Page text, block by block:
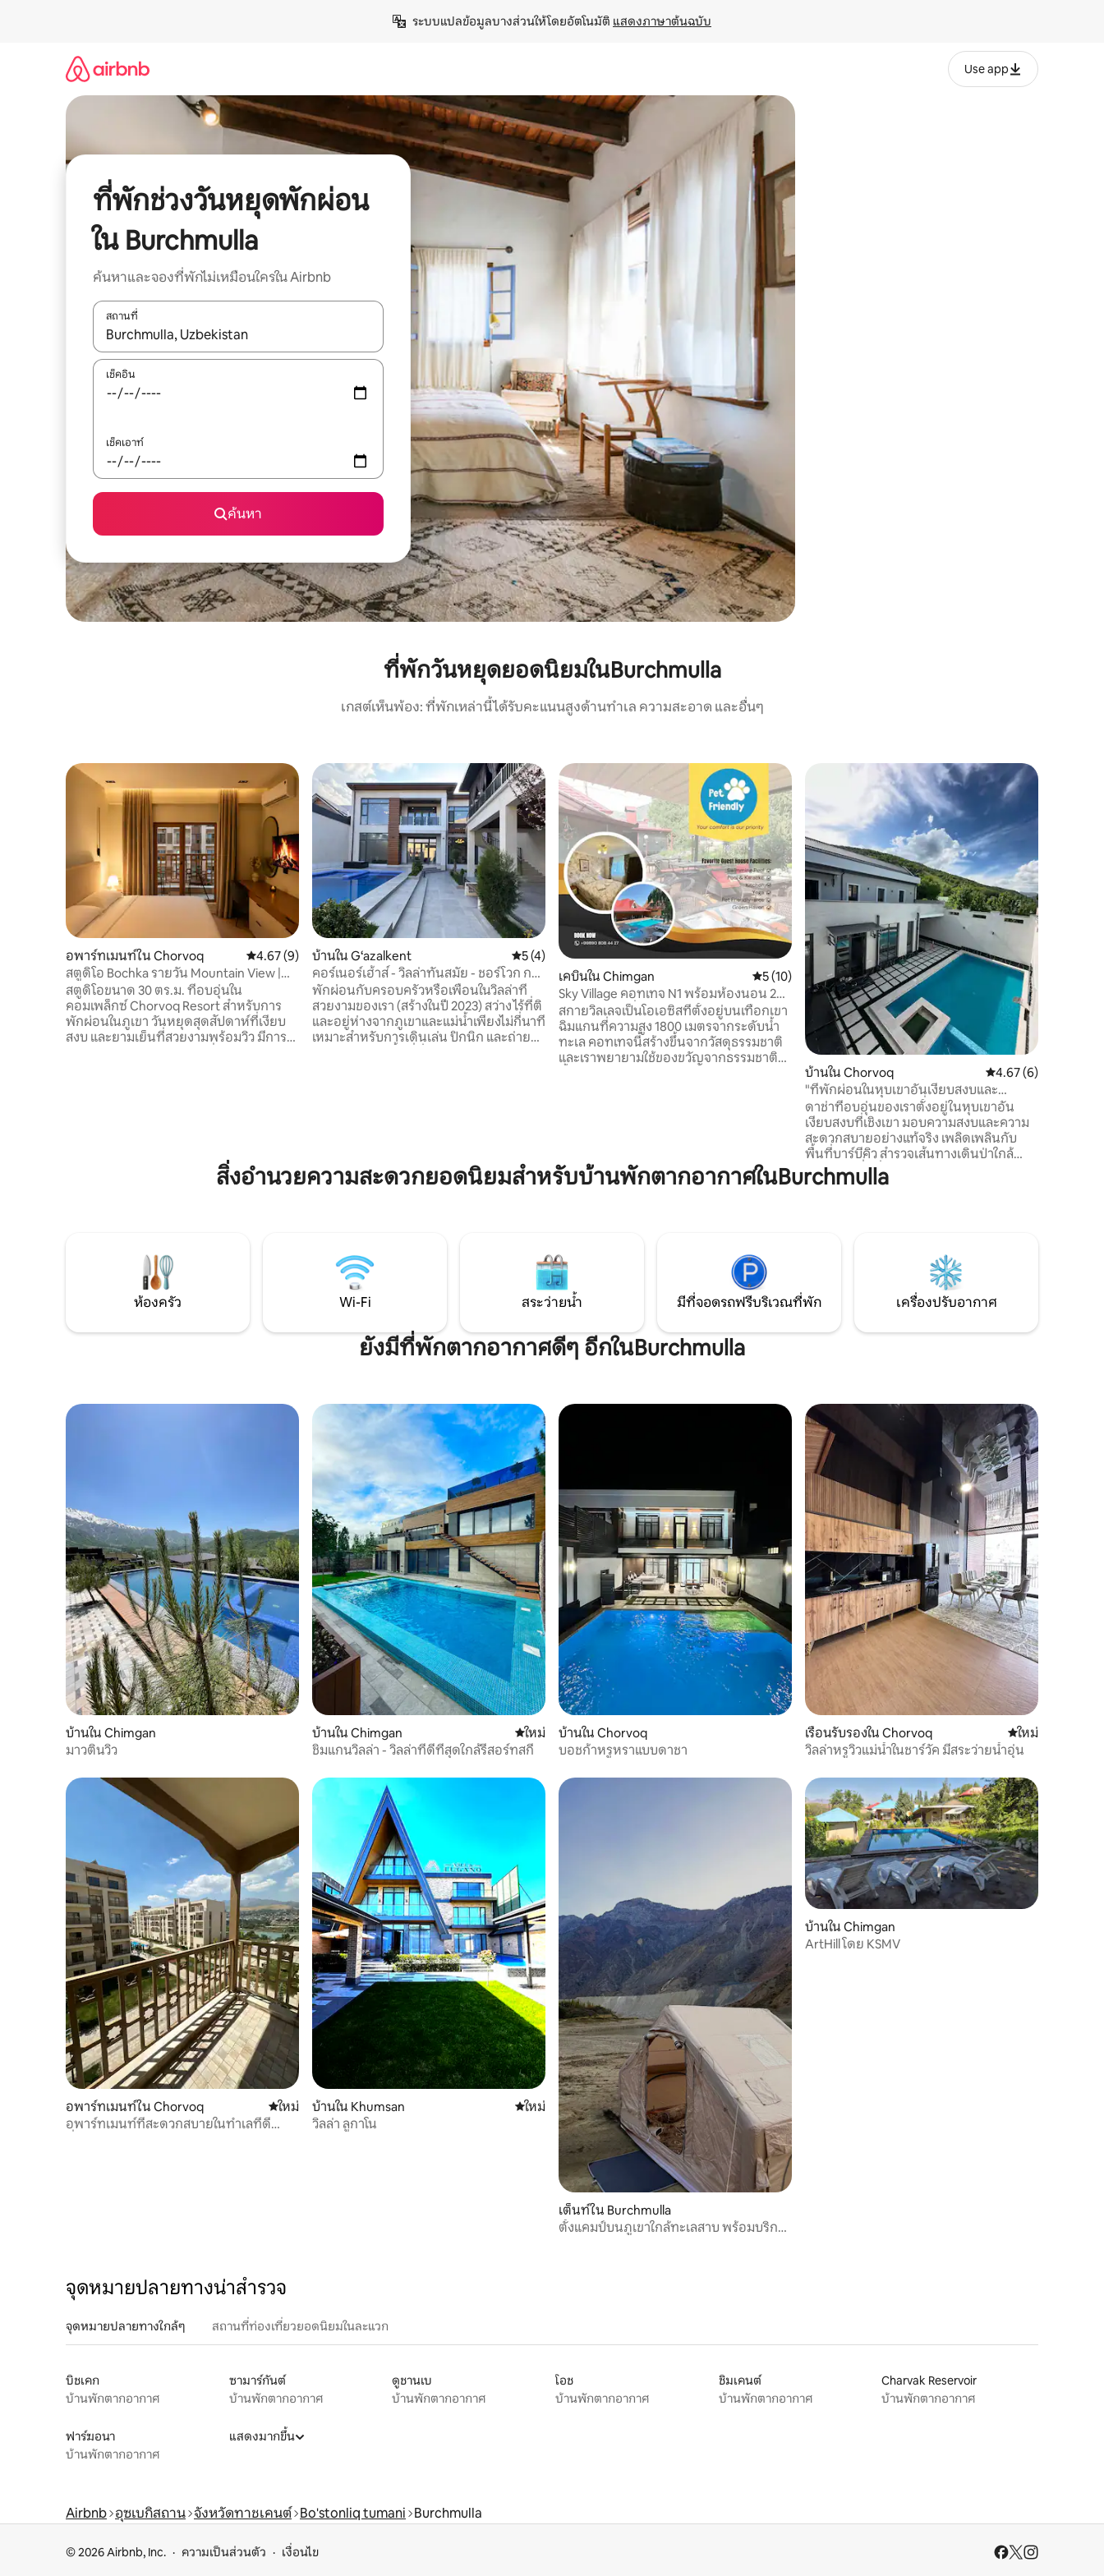
ระบบแปลข้อมูลบางส่วนให้โดยอัตโนมัติ แสดงภาษาต้นฉบับ
Use app
ที่พักช่วงวันหยุดพักผ่อน
ใน Burchmulla
ค้นหาและจองที่พักไม่เหมือนใครใน Airbnb
สถานที่
ใช้ลูกศรขึ้นลง หรือใช้การสัมผัสหรือปัด เพื่อสำรวจผลการค้นหา
เช็คอิน
เช็คเอาท์
ค้นหา
ที่พักวันหยุดยอดนิยมในBurchmulla
เกสต์เห็นพ้อง: ที่พักเหล่านี้ได้รับคะแนนสูงด้านทำเล ความสะอาด และอื่นๆ
อพาร์ทเมนท์ใน Chorvoq คะแนนเฉลี่ย 4.67 จาก 5, 9 รีวิว
4.67 (9)
สตูดิโอ Bochka รายวัน Mountain View |
Chorvoq
สตูดิโอขนาด 30 ตร.ม. ที่อบอุ่นใน
คอมเพล็กซ์ Chorvoq Resort สำหรับการ
พักผ่อนในภูเขา วันหยุดสุดสัปดาห์ที่เงียบ
สงบ และยามเย็นที่สวยงามพร้อมวิว มีการ
ของคอมเพล็กซ์ พื้นที่เดินเล่น สระว่ายน้ำ
สนามเด็กเล่น และศูนย์อาหาร
บ้านใน G‘azalkent คะแนนเฉลี่ย 5 จาก 5, 4 รีวิว
5 (4)
คอร์เนอร์เฮ้าส์ - วิลล่าทันสมัย - ชอร์โวก กา
ซัลเคนท์
พักผ่อนกับครอบครัวหรือเพื่อนในวิลล่าที่
สวยงามของเรา (สร้างในปี 2023) สว่าง ไร้ที่ติ
และอยู่ห่างจากภูเขาและแม่น้ำเพียงไม่กี่นาที
เหมาะสำหรับการเดินเล่น ปิกนิก และถ่ายรูป
เคบินใน Chimgan คะแนนเฉลี่ย 5 จาก 5, 10 รีวิว
5 (10)
Sky Village คอทเทจ N1 พร้อมห้องนอน 2
ห้องและห้องนั่งเล่น
สกายวิลเลจเป็นโอเอซิสที่ตั้งอยู่บนเทือกเขา
ฉิมแกนที่ความสูง 1800 เมตรจากระดับน้ำ
ทะเล คอทเทจนี้สร้างขึ้นจากวัสดุธรรมชาติ
และเราพยายามใช้ของขวัญจากธรรมชาติ
# happy time # skyvillage # treatment
mountains # mountain # therapy # clean
บ้านใน Chorvoq คะแนนเฉลี่ย 4.67 จา
4.67 (6)
"ที่พักผ่อนในหุบเขาอันเงียบสงบและ
สนุกสนานบนเนินเขาที่เหมาะกับการทำ
บาร์บีคิว"
ดาช่าที่อบอุ่นของเราตั้งอยู่ในหุบเขาอัน
เงียบสงบที่เชิงเขา มอบความสงบและความ
สะดวกสบายอย่างแท้จริง เพลิดเพลินกับ
พื้นที่บาร์บีคิว สำรวจเส้นทางเดินป่าใกล้
เคียง และดื่มด่ำกับความงามของธรรมชาติ
ที่ยังไม่มีใครแตะต้อง ห่างจากเสียงดังใน
จะมอบการเข้าพักที่น่าจดจำที่ซึ่งธรรมชาติ
สิ่งอำนวยความสะดวกยอดนิยมสำหรับบ้านพักตากอากาศในBurchmulla
ห้องครัว Wi-Fi สระว่ายน้ำ มีที่จอดรถฟรีบริเวณที่พัก เครื่องปรับอากาศ
ยังมีที่พักตากอากาศดีๆ อีกในBurchmulla
บ้านใน Chimgan
มาวตินวิว
บ้านใน Chimgan ที่พักใหม่
ใหม่
ชิมแกนวิลล่า - วิลล่าที่ดีที่สุดใกล้รีสอร์ทสกี
บ้านใน Chorvoq
บอชก้าหรูหราแบบดาชา
เรือนรับรองใน Chorvoq ที่พักใหม่
ใหม่
วิลล่าหรูวิวแม่น้ำในชาร์วัค มีสระว่ายน้ำอุ่น
อพาร์ทเมนท์ใน Chorvoq ที่พักใหม่
ใหม่
อพาร์ทเมนท์ที่สะดวกสบายในทำเลที่ดี
บ้านใน Khumsan ที่พักใหม่
ใหม่
วิลล่า ลูกาโน
เต็นท์ใน Burchmulla
ตั้งแคมป์บนภูเขาใกล้ทะเลสาบ พร้อมบริการ
บ้านใน Chimgan
ArtHill โดย KSMV
จุดหมายปลายทางน่าสำรวจ
จุดหมายปลายทางใกล้ๆ สถานที่ท่องเที่ยวยอดนิยมในละแวก
บิชเคก
บ้านพักตากอากาศ
ซามาร์กันต์
บ้านพักตากอากาศ
ดูชานเบ
บ้านพักตากอากาศ
โอช
บ้านพักตากอากาศ
ชิมเคนต์
บ้านพักตากอากาศ
Charvak Reservoir
บ้านพักตากอากาศ
ฟาร์ฆอนา
บ้านพักตากอากาศ
แสดงมากขึ้น
Airbnb อุซเบกิสถาน จังหวัดทาชเคนต์ Bo'stonliq tumani Burchmulla
© 2026 Airbnb, Inc. ความเป็นส่วนตัว เงื่อนไข